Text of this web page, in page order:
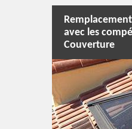
avec les
Couverture